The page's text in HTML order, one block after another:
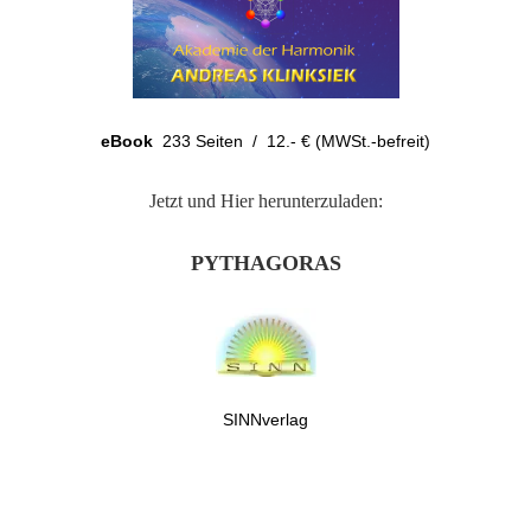
eBook 233 Seiten / 12.- € (MWSt.-befreit)
Jetzt und Hier herunterzuladen:
PYTHAGORAS
SINNverlag